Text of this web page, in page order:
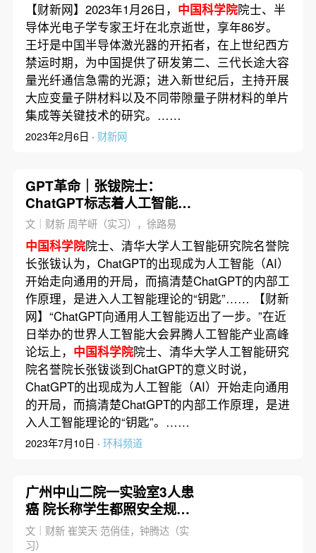
【财新网】2023年1月26日， 中国科学院院士、半
导体光电子学专家王圩在北京逝世，享年86岁。
王圩是中国半导体激光器的开拓者，在上世纪西方
禁运时期，为中国提供了研发第二、三代长途大容
量光纤通信急需的光源；进入新世纪后，主持开展
大应变量子阱材料以及不同带隙量子阱材料的单片
集成等关键技术的研究。……
2023年2月6日 · 财新网
GPT革命｜张钹院士：
ChatGPT标志着人工智能开
始走向通用
文｜财新 周芊岍（实习），徐路易
中国科学院院士、清华大学人工智能研究院名誉院
长张钹认为，ChatGPT的出现成为人工智能（AI）
开始走向通用的开局，而搞清楚ChatGPT的内部工
作原理，是进入人工智能理论的“钥匙”…… 【财新
网】“ChatGPT向通用人工智能迈出了一步。”在近
日举办的世界人工智能大会昇腾人工智能产业高峰
论坛上， 中国科学院院士、清华大学人工智能研究
院名誉院长张钹谈到ChatGPT的意义时说，
ChatGPT的出现成为人工智能（AI）开始走向通用
的开局，而搞清楚ChatGPT的内部工作原理，是进
入人工智能理论的“钥匙”。……
2023年7月10日 · 环科频道
广州中山二院一实验室3人患
癌 院长称学生都照安全规范
操作
文｜财新 崔笑天 范俏佳，钟腾达（实
习）